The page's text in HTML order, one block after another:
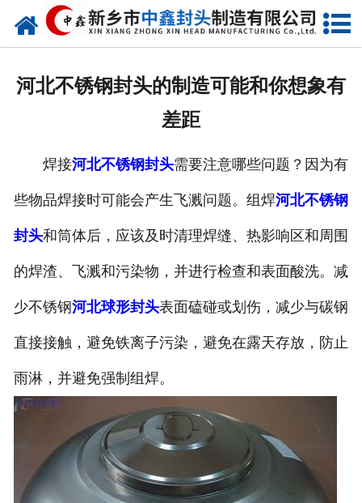
网站首页
生产现场
成功案例
视频中心
发货现场
联系我们
河北不锈钢封头的制造可能和你想象有
差距
焊接河北不锈钢封头需要注意哪些问题？因为有
些物品焊接时可能会产生飞溅问题。组焊河北不锈钢
封头和筒体后，应该及时清理焊缝、热影响区和周围
的焊渣、飞溅和污染物，并进行检查和表面酸洗。减
少不锈钢河北球形封头表面磕碰或划伤，减少与碳钢
直接接触，避免铁离子污染，避免在露天存放，防止
雨淋，并避免强制组焊。